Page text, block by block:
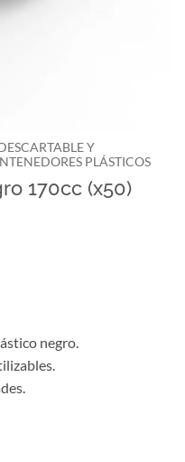
Y
PLÁSTICOS
170cc (x50)
negro.